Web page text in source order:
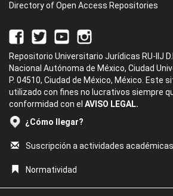
Directory of Open Access Repositories
Repositorio Universitario Jurídicas RU-IIJ
Nacional Autónoma de México, Ciudad
P. 04510, Ciudad de México, México. Este
utilizado con fines no lucrativos siempre
conformidad con el AVISO LEGAL.
¿Cómo llegar?
Suscripción a actividades académicas
Normatividad